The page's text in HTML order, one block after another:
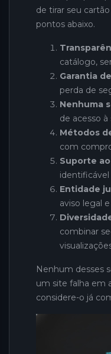
de tirar seu
pontos abaixo.
catálogo,
Garantia
perda de
Nenhuma
de acesso à
Métodos
com
Suporte
Entidade
aviso legal
combinar
Nenhum desses
um site falha em
considere-o já